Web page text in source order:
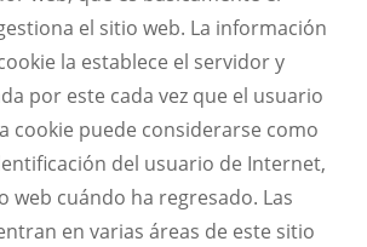
el sitio web. La información
la establece el servidor y
por este cada vez que el usuario
cookie puede considerarse como
del usuario de Internet,
web cuándo ha regresado. Las
en varias áreas de este sitio